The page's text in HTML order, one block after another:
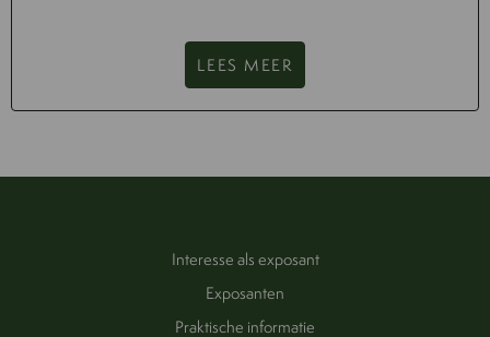
LEES MEER
Interesse als exposant
Exposanten
Praktische informatie